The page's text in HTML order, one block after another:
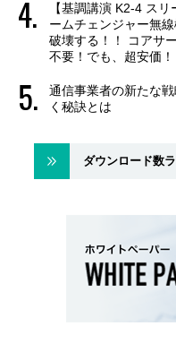
【基調講演 K2-4 ス
ームチェンジャー無
破壊する！！ コアサ
不要！でも、超安価
通信事業者の新たな
く秘訣とは
ダウンロード数